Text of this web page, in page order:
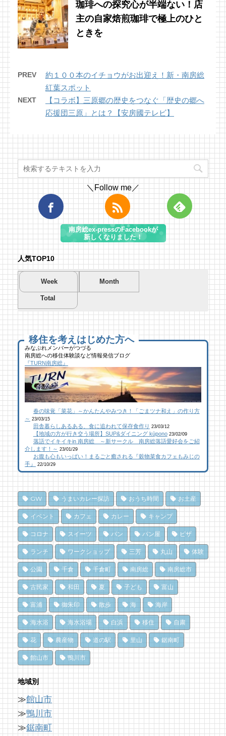
珈琲への探究心が半端ない！店
主の自家焙煎珈琲で極上のひと
ときを
PREV
約１００本のイチョウがお出迎え！新・南房総
紅葉スポット
NEXT
【コラボ】三原郷の歴史をつなぐ「歴史の郷へ
応援団三原」とは？【安房國テレビ】
＼Follow me／
南房総ex-pressのFacebookが
新しくなりました！
人気TOP10
Week Month
Total
夏を先取り！プールに行こう！
南房総市千倉B&G海洋センター
51 views|byTsuno
館山にオープン！地域の素材からはじめる物
作り工房
24 views
|byなべたゆかり
【コラボ】ジビエも揃う、鮮度抜群の南房総
おさかなセンター【安房國テレビ】
23 views|byなべたゆかり
南房総こんな素敵な所があった！| かじか橋
20 views|byCAT SEA KURO
海辺のナポリターノピザ「Goccia(ゴッチ
ャ)」
15 views|byMitchi3
乗馬初心者の私でも、海辺を楽しく散策でき
た！ 乗馬体験レポート
15 views | byなべたゆかり
ドライブ休憩にオススメ！「とみうら元気倶
楽部」でホッと一息♪
14 views|byフジイ ミツコ
南房総の海を食らう！天然ところてん専門店
「ところてん小屋 青木」
14 views |by原みりか
和田町仁我浦で、エコヴィレッジUMIKAZE
開拓中！
12 views|byあわみなこ
南房総・岩井にクラフトビール醸造所。体験
を届ける新たな拠点へ
12 views|byなべたゆかり
夏を先取り！プールに行こう！
南房総市千倉B&G海洋センター
195 views |byTsuno
ブルーベリー狩りに行ってきた！「コロコロ
農園 庄兵衛」千倉町
110 views
|by 原みりか
館山にオープン！地域の素材からはじめる物
作り工房
108 views|byなべたゆかり
南房総こんな素敵な所があった！| かじか橋
101 views|byCAT SEA KURO
【コラボ】ジビエも揃う、鮮度抜群の南房総
おさかなセンター【安房國テレビ】
84 views|byなべたゆかり
乗馬初心者の私でも、海辺を楽しく散策でき
た！ 乗馬体験レポート
75 views | byなべたゆかり
夏のごほうびにこだわりのかき氷を風菓堂で
75 views| by フジイ ミツコ
夏だ、クジラ到来。クジラに会いに和田町に
行こう！〈前編〉
69 views|byshouji naomi
ドライブ休憩にオススメ！「とみうら元気倶
楽部」でホッと一息♪
65 views|byフジイ ミツコ
南房総の海を食らう！天然ところてん専門店
「ところてん小屋 青木」
64 views|by原みりか
海遊び＆キャンプするならココ！南房総のお
すすめキャンプ場まとめ【2】
40,694 views|by南 芙蓉
似顔絵ケーキに感動！館山のケーキ屋さん
「プチ アンジュ」
17,148 views| by福美
南房総パン屋めぐり【２】
橋本屋製パン店（館山市）
12,847 views|bychoco-love
南房総こんな素敵な所があった！| かじか橋
12,021 views|byCAT SEA KURO
南房総の海を食らう！天然ところてん専門店
「ところてん小屋 青木」
10,866 views|by原みりか
南房総パン屋めぐり【3】石窯パン工房そろ
そろ（鴨川市）前編パン
10,837 views| by choco-love
南房総パン屋めぐり【１】
クリケット（鴨川市）
10,470 views|bychoco-love
冬でも楽しめる！沖ノ島の無人島探検！
10,163 views|by福美
洗濯は持ち帰らない！カフェ併設のコインラ
ンドリーで帰宅前に洗濯
8,896 views|byなべたゆかり
「房総の駅とみうら」で夕食を済ませて渋滞
を回避しよう！
8,764 views|byari-iku
移住を考えはじめた方へ
みなぷれメンバーがつづる
南房総への移住体験談など情報発信ブログ
『TURN南房総』
春の味覚「菜花」～かんたんやみつき！「ごまツナ和え」の作り方
～ 23/03/15
田舎暮らしあるある、食に追われて保存食作り 23/03/12
【地域の方が行き交う場所】SUP&ダイニング kūpono 23/02/09
落語でイキイキin 南房総 ～新サークル 南房総落語愛好会をご紹
介します！～ 23/01/29
お腹も心もいっぱい！まるごと癒される『穀物菜食カフェもみじの
手』
22/10/29
GW うまいカレー探訪 おうち時間 お土産
イベント カフェ カレー キャンプ
コロナ スイーツ パン パン屋 ピザ
ランチ ワークショップ 三芳 丸山 体験
公園 千倉 千倉町 南房総 南房総市
古民家 和田 夏 子ども 富山
富浦 御朱印 散歩 海 海岸
海水浴 海水浴場 白浜 移住 自粛
花 農産物 道の駅 里山 鋸南町
館山市 鴨川市
地域別
≫館山市
≫鴨川市
≫鋸南町